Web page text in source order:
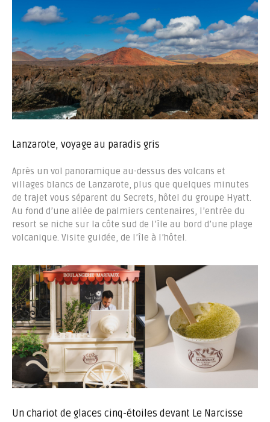
Lanzarote, voyage au paradis gris
Après un vol panoramique au-dessus des volcans et
villages blancs de Lanzarote, plus que quelques minutes
de trajet vous séparent du Secrets, hôtel du groupe Hyatt.
Au fond d’une allée de palmiers centenaires, l’entrée du
resort se niche sur la côte sud de l’île au bord d’une plage
volcanique. Visite guidée, de l’île à l’hôtel.
Un chariot de glaces cinq-étoiles devant Le Narcisse